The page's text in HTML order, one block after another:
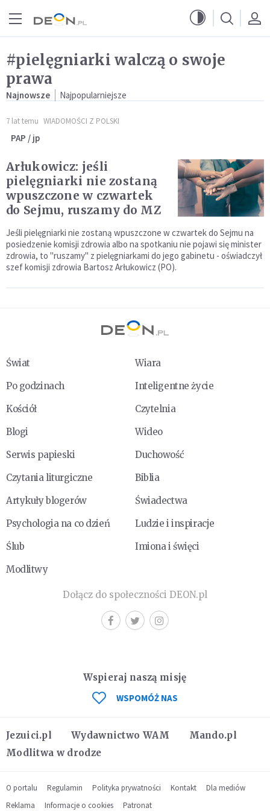
#pielęgniarki walczą o swoje
prawa
Najnowsze Najpopularniejsze
7 lat temu WIADOMOŚCI Z POLSKI
PAP / jp
Arłukowicz: jeśli
pielęgniarki nie zostaną
wpuszczone w czwartek
do Sejmu, ruszamy do MZ
Jeśli pielęgniarki nie zostaną wpuszczone w czwartek do Sejmu na
posiedzenie komisji zdrowia albo na spotkaniu nie pojawi się minister
zdrowia, to "ruszamy" z pielęgniarkami do jego gabinetu - oświadczył
szef komisji zdrowia Bartosz Arłukowicz (PO).
Świat
Wiara
Po godzinach
Inteligentne życie
Kościół
Czytelnia
Blogi
Wideo
Serwis papieski
Duchowość
Czytania liturgiczne
Biblia
Artykuły blogerów
Świadectwa
Psychologia na co dzień
Ludzie i inspiracje
Ślub
Imiona i święci
Modlitwy
Dołącz do społeczności DEON.pl
Jezuici.pl Wydawnictwo WAM
Mando.pl
Modlitwa w drodze
Wspieraj naszą misję
WSPOMÓŻ NAS
O portalu Regulamin Polityka prywatności Kontakt
Dla mediów
Reklama
Informacje o cookies Patronat